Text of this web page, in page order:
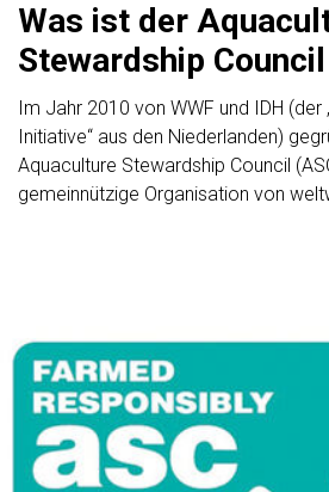
Was ist der
Stewardship
Im Jahr 2010 von WWF und IDH (der
Initiative“ aus den Niederlanden)
Aquaculture Stewardship Council
gemeinnützige Organisation von